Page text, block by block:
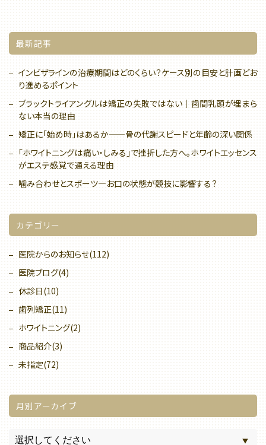
最新記事
インビザラインの治療期間はどのくらい？ケース別の目安と計画どお
り進めるポイント
ブラックトライアングルは矯正の失敗ではない｜歯間乳頭が埋まら
ない本当の理由
矯正に「始め時」はあるか——骨の代謝スピードと年齢の深い関係
「ホワイトニングは痛い・しみる」で挫折した方へ。ホワイトエッセンス
がエステ感覚で通える理由
噛み合わせとスポーツ—お口の状態が競技に影響する？
カテゴリー
医院からのお知らせ(112)
医院ブログ(4)
休診日(10)
歯列矯正(11)
ホワイトニング(2)
商品紹介(3)
未指定(72)
月別アーカイブ